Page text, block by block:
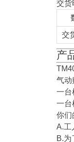
交货
交
产
气动
一台
一台
你们
A.工
B.